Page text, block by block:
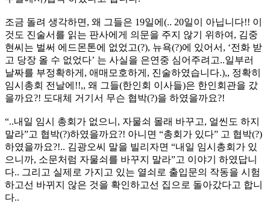
조금 돌려 생각하면, 왜 그들은 19일에(.. 20일이 아닙니다!! 이
것도 진술서를 읽는 판사에게 의문을 주지 않기 위하여, 김중
현씨는 벌써 에드몬톤에 없었고(?), 뉴욕(?)에 있어서, ‘전화 받
고 당장 올 수 없었다’ 는 사실을 은연중 심어주려고..일부러
날짜를 부정확하게, 애매모호하게, 진술하였습니다.),, 정확히
임시총회 전날에!!,, 왜 그들(한인회 이사들)은 한인회관을 갔
을까요?! 도대체 거기서 무슨 협박(?)을 하였을까요?!
“..내일 임시 총회가 없으니, 자물쇠 몰래 바꾸고, 얼씬도 하지
말라”고 협박(?)하였을까요?! 아니면 “총회가 있다” 고 협박(?)
하였을까요?!.. 김광오씨 말을 빌리자면 “내일 임시총회가 있
으니까, 소문처럼 자물쇠를 바꾸지 말라”고 이야기 하였답니
다.. 그리고 실제로 가지고 있는 열쇠로 출입문의 작동을 시험
하고선 바뀌지 않은 것을 확인하고선 집으로 돌아갔다고 합니
다..